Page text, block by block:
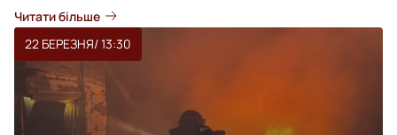
Читати більше
22 БЕРЕЗНЯ/ 13:30